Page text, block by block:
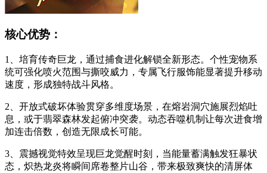
核心优势：
1、培育传奇巨龙，通过捕食进化解锁全新形态。个性宠物系
统可强化喷火范围与撕咬威力，专属飞行服饰能显著提升移动
速度，形成独特战斗风格。
2、开放式破坏体验贯穿多维度场景，在熔岩洞穴施展烈焰吐
息，或于翡翠森林发起俯冲突袭。动态吞噬机制让每次进食增
加连击倍数，创造无限成长可能。
3、震撼视觉特效呈现巨龙觉醒时刻，当能量蓄满触发狂暴状
态，炽热龙炎将瞬间席卷整片山谷，带来极致爽快的清屏体